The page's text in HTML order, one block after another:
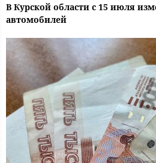
В Курской области с 15 июля
автомобилей